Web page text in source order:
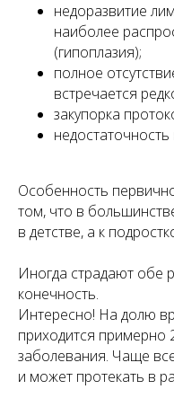
недоразвитие
наиболее
(гипоплазия);
полное
встречается
закупорка
недостаточность
Особенность
том, что в
в детстве, а к
Иногда страдают обе
конечность.
Интересно! На долю
приходится примерно
заболевания. Чаще
и может протекать в